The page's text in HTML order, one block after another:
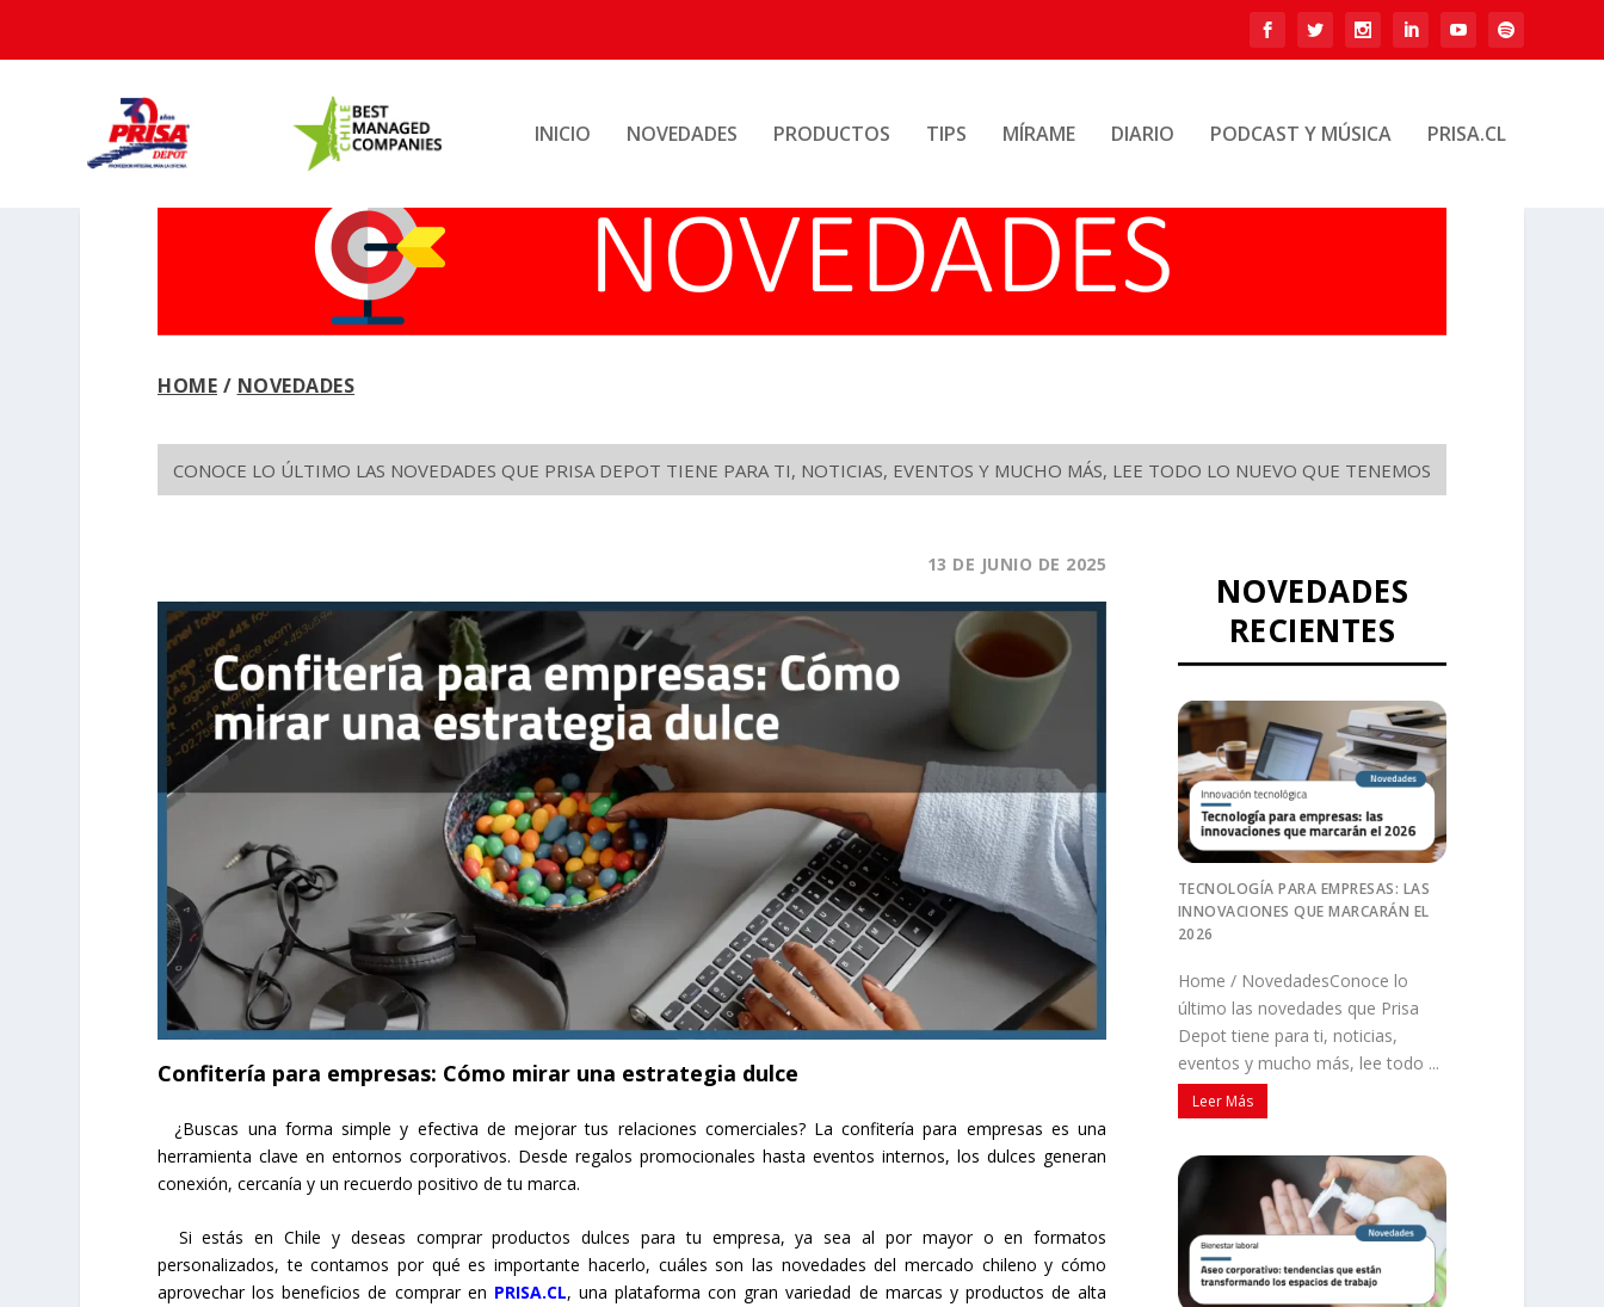
INICIO NOVEDADES PRODUCTOS TIPS MÍRAME DIARIO PODCAST Y MÚSICA PRISA.CL
HOME / NOVEDADES
CONOCE LO ÚLTIMO LAS NOVEDADES QUE PRISA DEPOT TIENE PARA TI, NOTICIAS, EVENTOS Y MUCHO MÁS, LEE TODO LO NUEVO QUE TENEMOS
13 DE JUNIO DE 2025
Confitería para empresas: Cómo mirar una estrategia dulce
¿Buscas una forma simple y efectiva de mejorar tus relaciones comerciales? La confitería para empresas es una
herramienta clave en entornos corporativos. Desde regalos promocionales hasta eventos internos, los dulces generan
conexión, cercanía y un recuerdo positivo de tu marca.
Si estás en Chile y deseas comprar productos dulces para tu empresa, ya sea al por mayor o en formatos
personalizados, te contamos por qué es importante hacerlo, cuáles son las novedades del mercado chileno y cómo
aprovechar los beneficios de comprar en PRISA.CL, una plataforma con gran variedad de marcas y productos de alta
NOVEDADES
RECIENTES
TECNOLOGÍA PARA EMPRESAS: LAS
INNOVACIONES QUE MARCARÁN EL
2026
Home / NovedadesConoce lo
último las novedades que Prisa
Depot tiene para ti, noticias,
eventos y mucho más, lee todo ...
Leer Más